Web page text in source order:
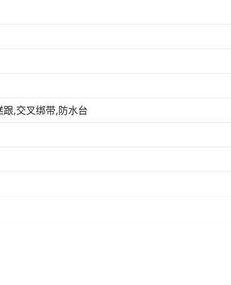
,交叉绑带,防水台